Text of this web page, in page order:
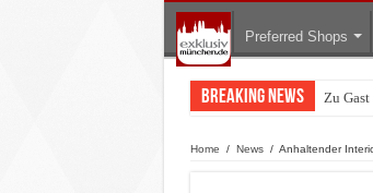
Preferred Shops
Breaking News Warum
Home / News / Anhaltender